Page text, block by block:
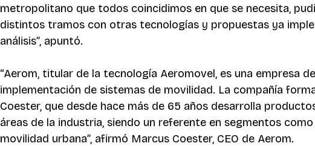
metropolitano que todos coincidimos en que se necesita,
distintos tramos con otras tecnologías y propuestas ya
análisis”, apuntó.
“Aerom, titular de la tecnología Aeromovel, es una empresa
implementación de sistemas de movilidad. La compañía
Coester, que desde hace más de 65 años desarrolla
áreas de la industria, siendo un referente en segmentos
movilidad urbana”, afirmó Marcus Coester, CEO de Aerom.